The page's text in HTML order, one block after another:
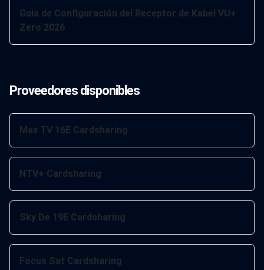
Guía de Configuración del Receptor de Kabel VU+
Zero 2026
Proveedores disponibles
Max TV 16E Cardsharing
NTV+ Cardsharing
Sky De 19E Cardsharing
Focus Sat Cardsharing